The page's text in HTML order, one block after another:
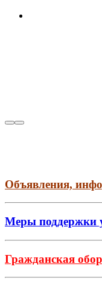
Объявления,
Меры поддержки
Гражданская